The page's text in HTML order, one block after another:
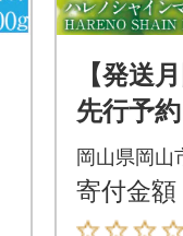
【発送
先行予
熟ぶど
スカッ
00g全2
岡山県岡山
寄付金額